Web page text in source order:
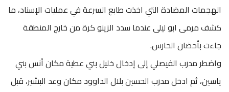
الهجمات المضادة التي اخذت طابع السرعة في عمليات الإسناد، ما
كشف مرمى ابو ليلى عندما سدد الزينو كرة من خارج المنطقة
جاءت بأحضان الحارس.
واضطر مدرب الفيصلي إلى إدخال خليل بني عطية مكان أنس بني
ياسين، ثم ادخل مدرب الحسين بلال الداوود مكان وعد البشير، قبل